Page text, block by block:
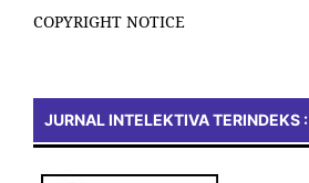
COPYRIGHT NOTICE
JURNAL INTELEKTIVA TERINDEKS :